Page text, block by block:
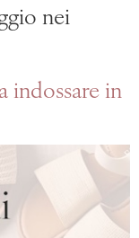
nei
indossare in